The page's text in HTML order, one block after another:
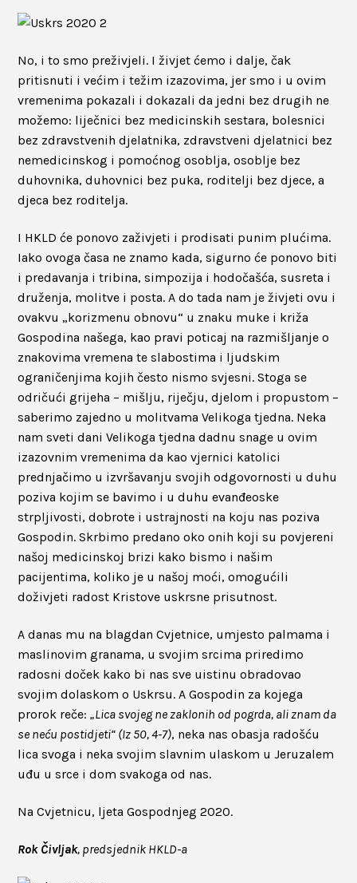
No, i to smo preživjeli. I živjet ćemo i dalje, čak
pritisnuti i većim i težim izazovima, jer smo i u ovim
vremenima pokazali i dokazali da jedni bez drugih ne
možemo: liječnici bez medicinskih sestara, bolesnici
bez zdravstvenih djelatnika, zdravstveni djelatnici bez
nemedicinskog i pomoćnog osoblja, osoblje bez
duhovnika, duhovnici bez puka, roditelji bez djece, a
djeca bez roditelja.
I HKLD će ponovo zaživjeti i prodisati punim plućima.
Iako ovoga časa ne znamo kada, sigurno će ponovo biti
i predavanja i tribina, simpozija i hodočašća, susreta i
druženja, molitve i posta. A do tada nam je živjeti ovu i
ovakvu „korizmenu obnovu“ u znaku muke i križa
Gospodina našega, kao pravi poticaj na razmišljanje o
znakovima vremena te slabostima i ljudskim
ograničenjima kojih često nismo svjesni. Stoga se
odričući grijeha – mišlju, riječju, djelom i propustom –
saberimo zajedno u molitvama Velikoga tjedna. Neka
nam sveti dani Velikoga tjedna dadnu snage u ovim
izazovnim vremenima da kao vjernici katolici
prednjačimo u izvršavanju svojih odgovornosti u duhu
poziva kojim se bavimo i u duhu evanđeoske
strpljivosti, dobrote i ustrajnosti na koju nas poziva
Gospodin. Skrbimo predano oko onih koji su povjereni
našoj medicinskoj brizi kako bismo i našim
pacijentima, koliko je u našoj moći, omogućili
doživjeti radost Kristove uskrsne prisutnost.
A danas mu na blagdan Cvjetnice, umjesto palmama i
maslinovim granama, u svojim srcima priredimo
radosni doček kako bi nas sve uistinu obradovao
svojim dolaskom o Uskrsu. A Gospodin za kojega
prorok reče:„Lica svojeg ne zaklonih od pogrda, ali znam da
se neću postidjeti“ (Iz 50, 4-7), neka nas obasja radošću
lica svoga i neka svojim slavnim ulaskom u Jeruzalem
uđu u srce i dom svakoga od nas.
Na Cvjetnicu, ljeta Gospodnjeg 2020.
Rok Čivljak, predsjednik HKLD-a